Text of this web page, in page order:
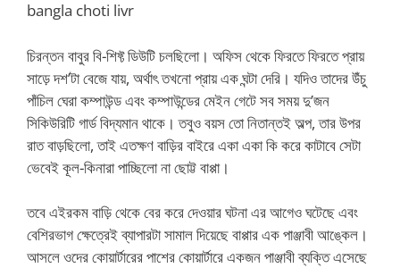
bangla choti livr
চিরন্তন বাবুর বি-শিফ্ট ডিউটি চলছিলো। অফিস থেকে ফিরতে ফিরতে প্রায়
সাড়ে দশ’টা বেজে যায়, অর্থাৎ তখনো প্রায় এক ঘন্টা দেরি। যদিও তাদের উঁচু
পাঁচিল ঘেরা কম্পাউন্ড এবং কম্পাউন্ডের মেইন গেটে সব সময় দু’জন
সিকিউরিটি গার্ড বিদ্যমান থাকে। তবুও বয়স তো নিতান্তই অল্প, তার উপর
রাত বাড়ছিলো, তাই এতক্ষণ বাড়ির বাইরে একা একা কি করে কাটাবে সেটা
ভেবেই কূল-কিনারা পাচ্ছিলো না ছোট্ট বাপ্পা।
তবে এইরকম বাড়ি থেকে বের করে দেওয়ার ঘটনা এর আগেও ঘটেছে এবং
বেশিরভাগ ক্ষেত্রেই ব্যাপারটা সামাল দিয়েছে বাপ্পার এক পাঞ্জাবী আঙ্কেল।
আসলে ওদের কোয়ার্টারের পাশের কোয়ার্টারে একজন পাঞ্জাবী ব্যক্তি এসেছে